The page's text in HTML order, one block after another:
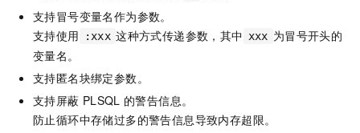
支持冒号变量名作为参数。
支持使用
:xxx 这种方式传递参数，其中 xxx 为冒号开头的
变量名。
支持匿名块绑定参数。
支持屏蔽 PLSQL 的警告信息。
防止循环中存储过多的警告信息导致内存超限。